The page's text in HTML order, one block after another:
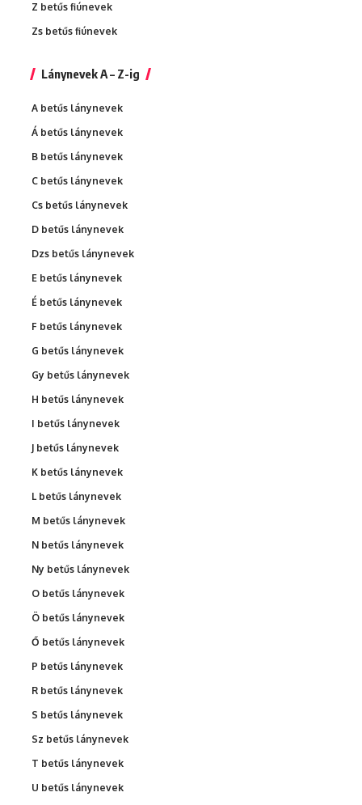
Z betűs fiúnevek
Zs betűs fiúnevek
Lánynevek A – Z-ig
A betűs lánynevek
Á betűs lánynevek
B betűs lánynevek
C betűs lánynevek
Cs betűs lánynevek
D betűs lánynevek
Dzs betűs lánynevek
E betűs lánynevek
É betűs lánynevek
F betűs lánynevek
G betűs lánynevek
Gy betűs lánynevek
H betűs lánynevek
I betűs lánynevek
J betűs lánynevek
K betűs lánynevek
L betűs lánynevek
M betűs lánynevek
N betűs lánynevek
Ny betűs lánynevek
O betűs lánynevek
Ö betűs lánynevek
Ő betűs lánynevek
P betűs lánynevek
R betűs lánynevek
S betűs lánynevek
Sz betűs lánynevek
T betűs lánynevek
U betűs lánynevek